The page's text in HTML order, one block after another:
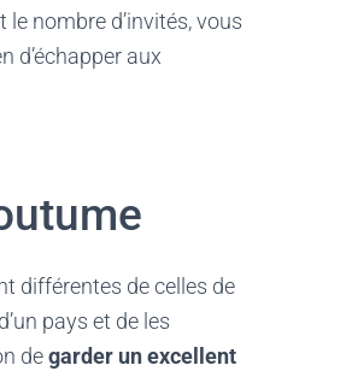
nombre d’invités, vous
d’échapper aux
différentes de celles de
pays et de les
degarder unexcellent